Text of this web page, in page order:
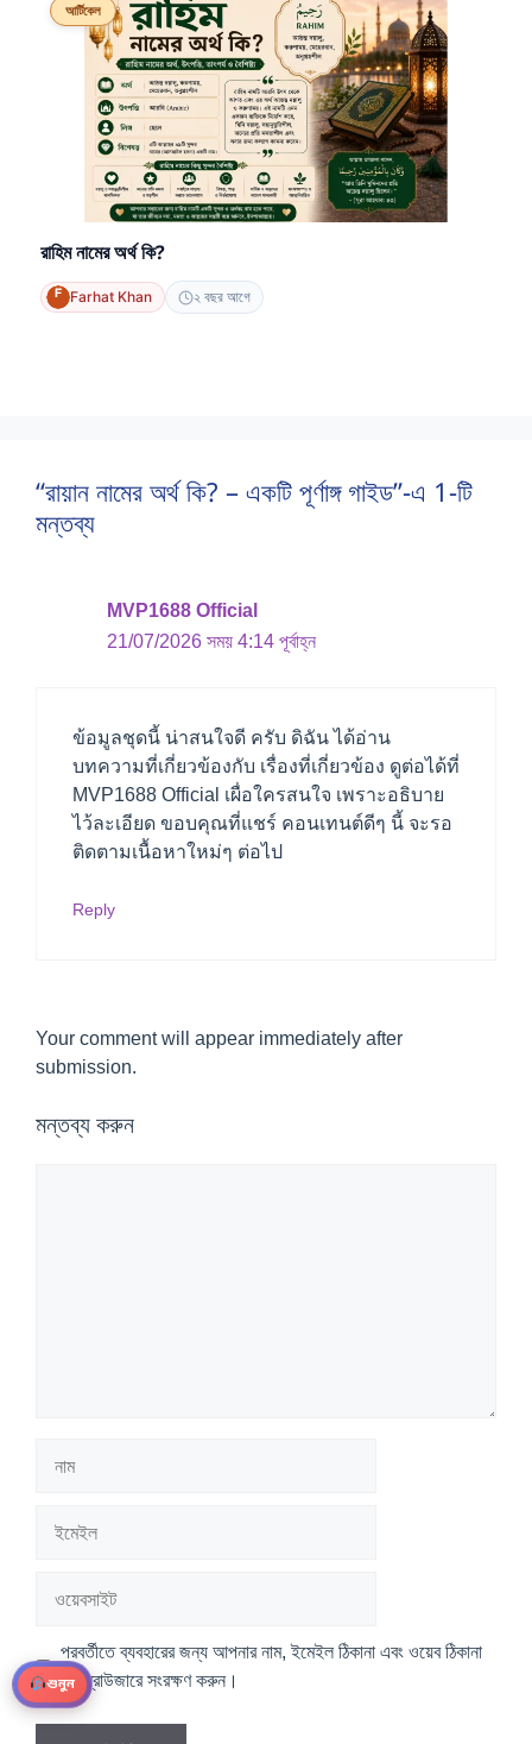
শুনুন
আর্টিকেল
রাহিম নামের অর্থ কি?
Farhat Khan ২ বছর আগে
“রায়ান নামের অর্থ কি? – একটি পূর্ণাঙ্গ গাইড”-এ 1-টি
মন্তব্য
MVP1688 Official
21/07/2026 সময় 4:14 পূর্বাহ্ন
ข้อมูลชุดนี้ น่าสนใจดี ครับ ดิฉัน ได้อ่าน
บทความที่เกี่ยวข้องกับ เรื่องที่เกี่ยวข้อง ดูต่อได้ที่
MVP1688 Official เผื่อใครสนใจ เพราะอธิบาย
ไว้ละเอียด ขอบคุณที่แชร์ คอนเทนต์ดีๆ นี้ จะรอ
ติดตามเนื้อหาใหม่ๆ ต่อไป
Reply
Your comment will appear immediately after
submission.
মন্তব্য করুন
পরবর্তীতে ব্যবহারের জন্য আপনার নাম, ইমেইল ঠিকানা এবং ওয়েব ঠিকানা
এই ব্রাউজারে সংরক্ষণ করুন।